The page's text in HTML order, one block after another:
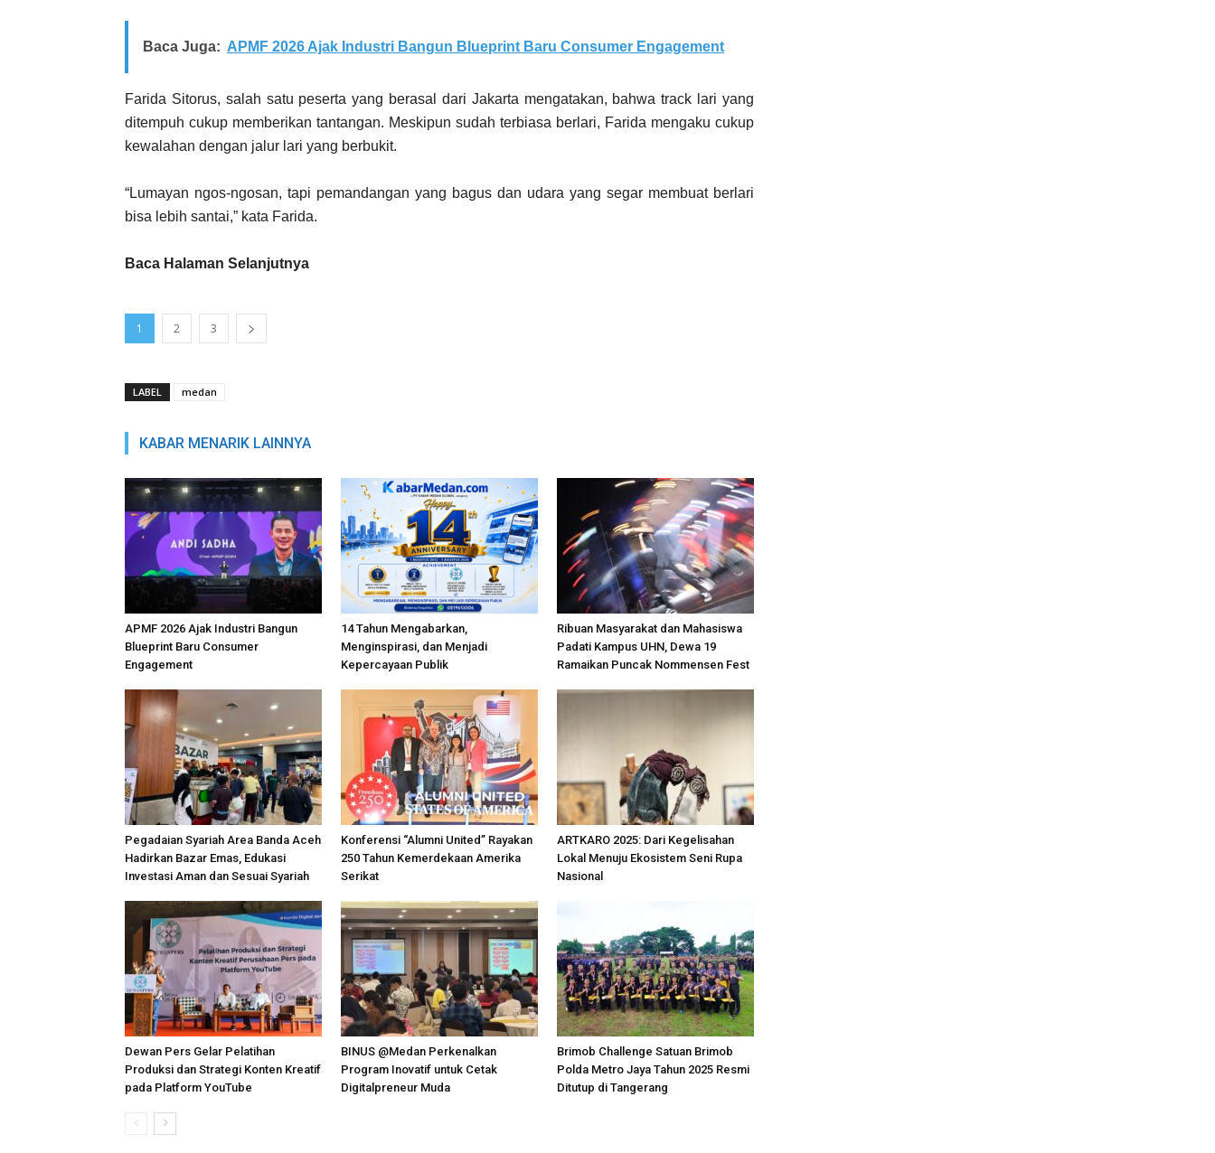
Baca Juga: APMF 2026 Ajak Industri Bangun Blueprint Baru Consumer Engagement
Farida Sitorus, salah satu peserta yang berasal dari Jakarta mengatakan, bahwa track lari yang
ditempuh cukup memberikan tantangan. Meskipun sudah terbiasa berlari, Farida mengaku cukup
kewalahan dengan jalur lari yang berbukit.
“Lumayan ngos-ngosan, tapi pemandangan yang bagus dan udara yang segar membuat berlari
bisa lebih santai,” kata Farida.
Baca Halaman Selanjutnya
1 2 3
LABEL medan
KABAR MENARIK LAINNYA
APMF 2026 Ajak Industri Bangun
Blueprint Baru Consumer
Engagement
14 Tahun Mengabarkan,
Menginspirasi, dan Menjadi
Kepercayaan Publik
Ribuan Masyarakat dan Mahasiswa
Padati Kampus UHN, Dewa 19
Ramaikan Puncak Nommensen Fest
Pegadaian Syariah Area Banda Aceh
Hadirkan Bazar Emas, Edukasi
Investasi Aman dan Sesuai Syariah
Konferensi “Alumni United” Rayakan
250 Tahun Kemerdekaan Amerika
Serikat
ARTKARO 2025: Dari Kegelisahan
Lokal Menuju Ekosistem Seni Rupa
Nasional
Dewan Pers Gelar Pelatihan
Produksi dan Strategi Konten Kreatif
pada Platform YouTube
BINUS @Medan Perkenalkan
Program Inovatif untuk Cetak
Digitalpreneur Muda
Brimob Challenge Satuan Brimob
Polda Metro Jaya Tahun 2025 Resmi
Ditutup di Tangerang